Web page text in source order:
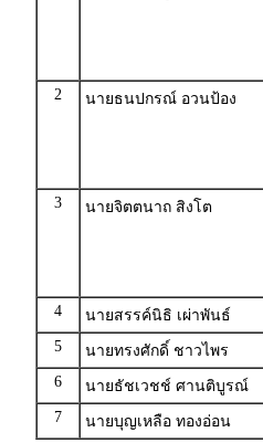
2 นายธนปกรณ์ อวนป้อง
3 นายจิตตนาถ สิงโต
4 นายสรรค์นิธิ เผ่าพันธ์
5
นายทรงศักดิ์ ชาวไพร
6
นายธัชเวชช์ ศานติบูรณ์
7
นายบุญเหลือ ทองอ่อน